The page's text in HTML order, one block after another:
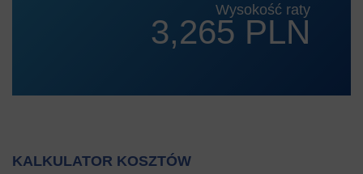
Wysokość raty
3,265 PLN
KALKULATOR KOSZTÓW